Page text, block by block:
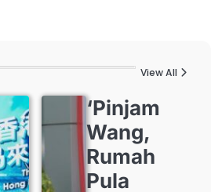
View All
‘Pinjam
Wang,
Rumah
Pula